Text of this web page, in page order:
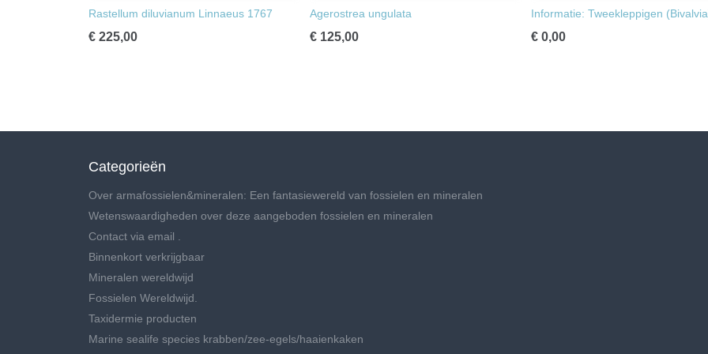
Rastellum diluvianum Linnaeus 1767
€ 225,00
Agerostrea ungulata
€ 125,00
Informatie: Tweekleppigen
€ 0,00
Categorieën
Over armafossielen&mineralen: Een fantasiewereld van fossielen en mineralen
Wetenswaardigheden over deze aangeboden fossielen en mineralen
Contact via email .
Binnenkort verkrijgbaar
Mineralen wereldwijd
Fossielen Wereldwijd.
Taxidermie producten
Marine sealife species krabben/zee-egels/haaienkaken